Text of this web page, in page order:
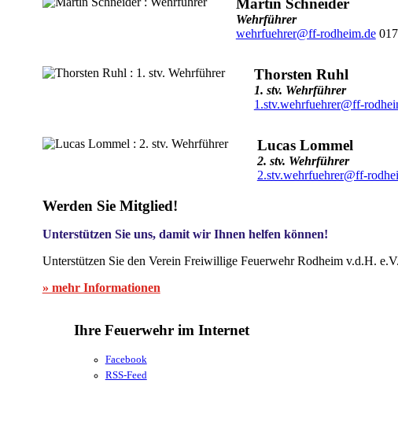
Martin Schneider
Wehrführer
wehrfuehrer@ff-rodheim.de
Thorsten Ruhl
1. stv. Wehrführer
1.stv.wehrfuehrer@ff-
Lucas Lommel
2. stv. Wehrführer
2.stv.wehrfuehrer@ff-
Werden Sie Mitglied!
Unterstützen Sie uns, damit wir Ihnen helfen können!
Unterstützen Sie den Verein Freiwillige Feuerwehr Rodheim v.d.H.
» mehr Informationen
Ihre Feuerwehr im Internet
Facebook
RSS-Feed